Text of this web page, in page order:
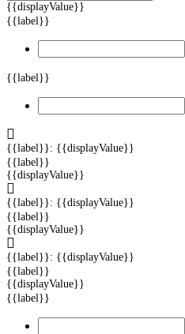
{{displayValue}}
{{label}}
{{label}}
{{label}}: {{displayValue}}
{{label}}
{{displayValue}}
{{label}}: {{displayValue}}
{{label}}
{{displayValue}}
{{label}}: {{displayValue}}
{{label}}
{{displayValue}}
{{label}}